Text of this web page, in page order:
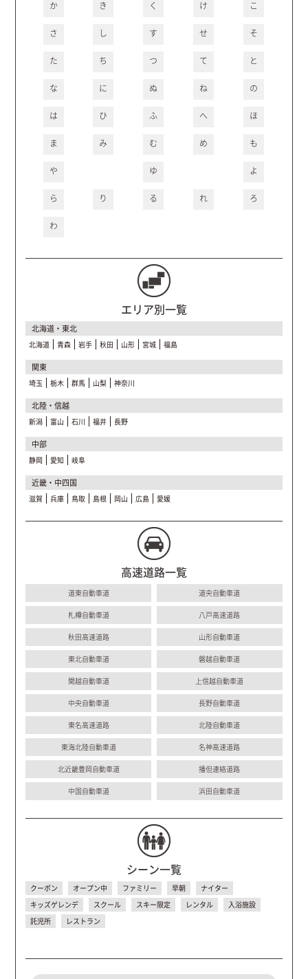
か き く け こ
さ し す せ そ
た ち つ て と
な に ぬ ね の
は ひ ふ へ ほ
ま み む め も
や ゆ よ
ら り る れ ろ
わ
エリア別一覧
北海道・東北
北海道 青森 岩手 秋田 山形 宮城 福島
関東
埼玉 栃木 群馬 山梨 神奈川
北陸・信越
新潟 富山 石川 福井 長野
中部
静岡 愛知 岐阜
近畿・中四国
滋賀 兵庫 鳥取 島根 岡山 広島 愛媛
高速道路一覧
道東自動車道 道央自動車道
札樽自動車道 八戸高速道路
秋田高速道路 山形自動車道
東北自動車道 磐越自動車道
関越自動車道 上信越自動車道
中央自動車道 長野自動車道
東名高速道路 北陸自動車道
東海北陸自動車道 名神高速道路
北近畿豊岡自動車道 播但連絡道路
中国自動車道 浜田自動車道
シーン一覧
クーポン オープン中 ファミリー 早朝
ナイター
キッズゲレンデ
スクール スキー限定 レンタル
入浴施設
託児所
レストラン